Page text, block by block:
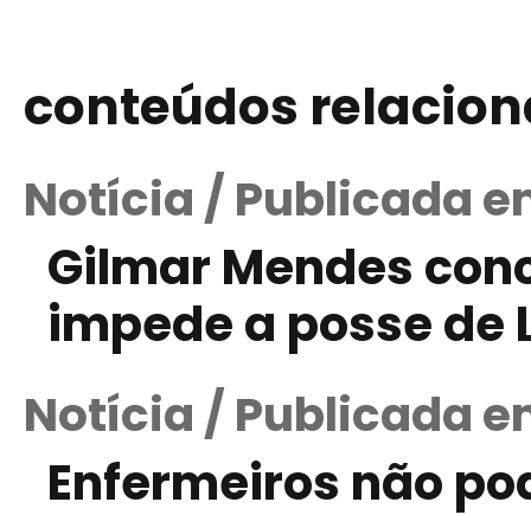
conteúdos
Notícia / Publicada
Gilmar Mendes
impede a posse de
Notícia / Publicada
Enfermeiros não